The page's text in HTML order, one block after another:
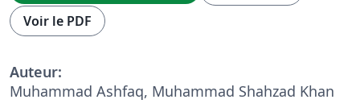
Voir le PDF
Auteur:
Muhammad Ashfaq, Muhammad Shahzad Khan